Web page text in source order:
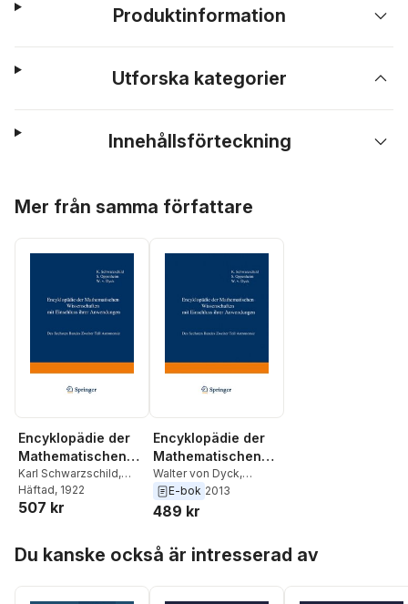
Produktinformation
Utforska kategorier
Innehållsförteckning
Mer från samma författare
Encyklopädie der
Mathematischen
Wissenschaften mit
Einschluss ihrer
Anwendungen
Karl Schwarzschild,
Samuel Oppenheim
Walter von Dyck
Häftad, 1922
507 kr
Encyklopädie der
Mathematischen
Wissenschaften mit
Einschluss ihrer
Anwendungen
Walter von Dyck,
Samuel Oppenheim
Karl Schwarzschild
E-bok 2013
489 kr
Du kanske också är intresserad av